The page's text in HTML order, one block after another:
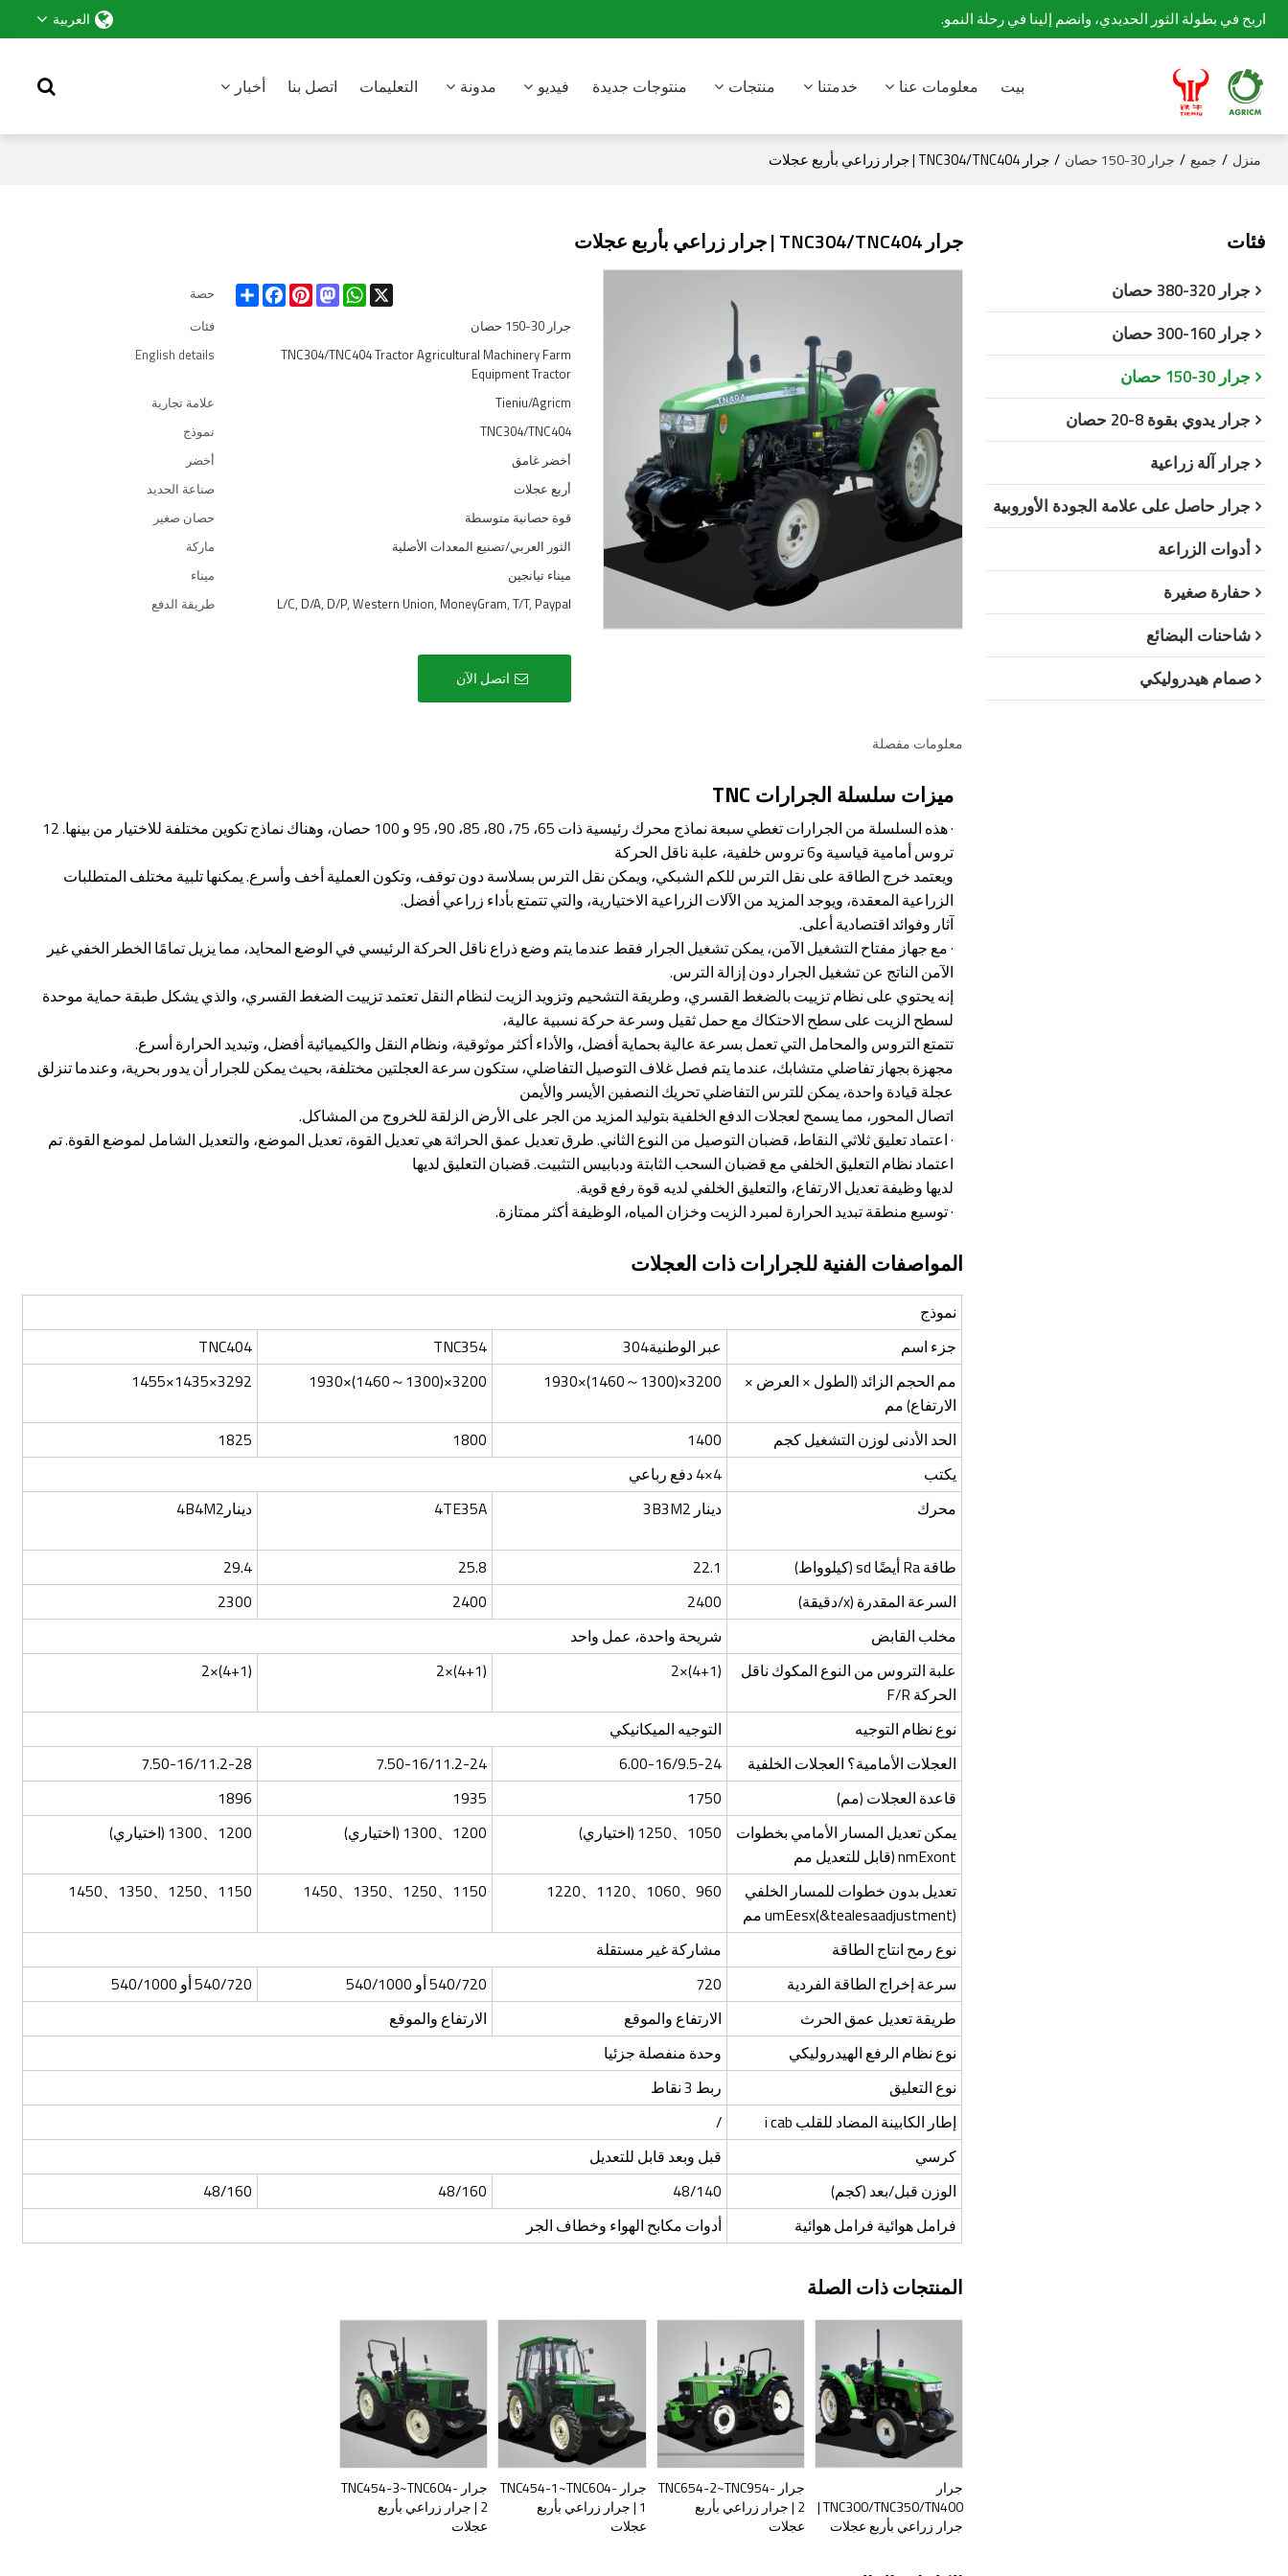
اربح في بطولة الثور الحديدي، وانضم إلينا في رحلة النمو. العربية
بيت معلومات عنا خدمتنا منتجات منتوجات جديدة فيديو مدونة التعليمات اتصل بنا أخبار
منزل / جميع / جرار 30-150 حصان / جرار TNC304/TNC404 | جرار زراعي بأربع عجلات
جرار TNC304/TNC404 | جرار زراعي بأربع عجلات
حصة Share
FacebookPinterest
MastodonWhatsApp
X
فئات
جرار 30-150 حصان
English details
TNC304/TNC404 Tractor Agricultural Machinery Farm
Equipment Tractor
علامة تجارية
Tieniu/Agricm
نموذج
TNC304/TNC404
أخضر
أخضر غامق
صناعة الحديد
أربع عجلات
حصان صغير
قوة حصانية متوسطة
ماركة
الثور العربي/تصنيع المعدات الأصلية
ميناء
ميناء تيانجين
طريقة الدفع
L/C, D/A, D/P, Western Union, MoneyGram, T/T, Paypal
اتصل الآن
معلومات مفصلة
ميزات سلسلة الجرارات TNC
· هذه السلسلة من الجرارات تغطي سبعة نماذج محرك رئيسية ذات 65، 75، 80، 85، 90، 95 و 100 حصان، وهناك نماذج تكوين مختلفة للاختيار من بينها. 12
تروس أمامية قياسية و6 تروس خلفية، علبة ناقل الحركة
ويعتمد خرج الطاقة على نقل الترس للكم الشبكي، ويمكن نقل الترس بسلاسة دون توقف، وتكون العملية أخف وأسرع. يمكنها تلبية مختلف المتطلبات
الزراعية المعقدة، ويوجد المزيد من الآلات الزراعية الاختيارية، والتي تتمتع بأداء زراعي أفضل.
آثار وفوائد اقتصادية أعلى.
· مع جهاز مفتاح التشغيل الآمن، يمكن تشغيل الجرار فقط عندما يتم وضع ذراع ناقل الحركة الرئيسي في الوضع المحايد، مما يزيل تمامًا الخطر الخفي غير
الآمن الناتج عن تشغيل الجرار دون إزالة الترس.
إنه يحتوي على نظام تزييت بالضغط القسري، وطريقة التشحيم وتزويد الزيت لنظام النقل تعتمد تزييت الضغط القسري، والذي يشكل طبقة حماية موحدة
لسطح الزيت على سطح الاحتكاك مع حمل ثقيل وسرعة حركة نسبية عالية،
تتمتع التروس والمحامل التي تعمل بسرعة عالية بحماية أفضل، والأداء أكثر موثوقية، ونظام النقل والكيميائية أفضل، وتبديد الحرارة أسرع.
مجهزة بجهاز تفاضلي متشابك، عندما يتم فصل غلاف التوصيل التفاضلي، ستكون سرعة العجلتين مختلفة، بحيث يمكن للجرار أن يدور بحرية، وعندما تنزلق
عجلة قيادة واحدة، يمكن للترس التفاضلي تحريك النصفين الأيسر والأيمن
اتصال المحور، مما يسمح لعجلات الدفع الخلفية بتوليد المزيد من الجر على الأرض الزلقة للخروج من المشاكل.
· اعتماد تعليق ثلاثي النقاط، قضبان التوصيل من النوع الثاني. طرق تعديل عمق الحراثة هي تعديل القوة، تعديل الموضع، والتعديل الشامل لموضع القوة. تم
اعتماد نظام التعليق الخلفي مع قضبان السحب الثابتة ودبابيس التثبيت. قضبان التعليق لديها
لديها وظيفة تعديل الارتفاع، والتعليق الخلفي لديه قوة رفع قوية.
· توسيع منطقة تبديد الحرارة لمبرد الزيت وخزان المياه، الوظيفة أكثر ممتازة.
المواصفات الفنية للجرارات ذات العجلات
نموذج
جزء اسم
عبر الوطنية304 TNC354
TNC404
مم الحجم الزائد (الطول × العرض ×
الارتفاع) مم
3200×(1300～1460)×1930
3200×(1300～1460)×1930
3292×1435×1455
الحد الأدنى لوزن التشغيل كجم 1400
1800
1825
يكتب
4×4 دفع رباعي
محرك
دينار 3B3M2 4TE35A دينار4B4M2
طاقة Ra أيضًا sd (كيلوواط) 22.1
25.8
29.4
السرعة المقدرة (x/دقيقة)
2400
2400
2300
مخلب القابض
شريحة واحدة، عمل واحد
علبة التروس من النوع المكوك ناقل
الحركة F/R
(4+1)×2
(4+1)×2
(4+1)×2
نوع نظام التوجيه
التوجيه الميكانيكي
العجلات الأمامية؟ العجلات الخلفية
6.00-16/9.5-24
7.50-16/11.2-24
7.50-16/11.2-28
قاعدة العجلات (مم)
1750
1935
1896
يمكن تعديل المسار الأمامي بخطوات
nmExont (قابل للتعديل مم
1050、1250 (اختياري) 1200、1300 (اختياري) 1200、1300 (اختياري)
تعديل بدون خطوات للمسار الخلفي
umEesx(&tealesaadjustment) مم
960、1060、1120、1220
1150、1250、1350、1450
1150、1250、1350、1450
نوع رمح انتاج الطاقة
مشاركة غير مستقلة
سرعة إخراج الطاقة الفردية
720 540/720 أو 540/1000
540/720 أو 540/1000
طريقة تعديل عمق الحرث
الارتفاع والموقع
الارتفاع والموقع
نوع نظام الرفع الهيدروليكي
وحدة منفصلة جزئيا
نوع التعليق
ربط 3 نقاط
إطار الكابينة المضاد للقلب i cab
/
كرسي
قبل وبعد قابل للتعديل
الوزن قبل/بعد (كجم)
48/140
48/160
48/160
فرامل هوائية فرامل هوائية
أدوات مكابح الهواء وخطاف الجر
المنتجات ذات الصلة
جرار
TNC300/TNC350/TN400 |
جرار زراعي بأربع عجلات
جرار TNC654-2~TNC954-
2 | جرار زراعي بأربع
عجلات
جرار TNC454-1~TNC604-
1 | جرار زراعي بأربع
عجلات
جرار TNC454-3~TNC604-
2 | جرار زراعي بأربع
عجلات
فئات
جرار 320-380 حصان
جرار 160-300 حصان
جرار 30-150 حصان
جرار يدوي بقوة 8-20 حصان
جرار آلة زراعية
جرار حاصل على علامة الجودة الأوروبية
أدوات الزراعة
حفارة صغيرة
شاحنات البضائع
صمام هيدروليكي